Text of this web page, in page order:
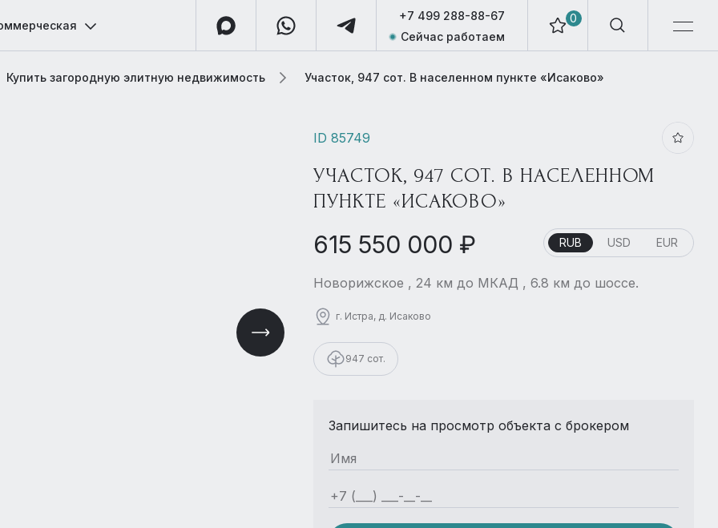
0
+7 499 288-88-67
Сейчас работаем
Купить загородную элитную недвижимость Участок, 947 сот. В населенном пункте «Исаково»
ID 85749
УЧАСТОК, 947 СОТ. В НАСЕЛЕННОМ
ПУНКТЕ «ИСАКОВО»
615 550 000 ₽ RUB USD EUR
Новорижское , 24 км до МКАД , 6.8 км до шоссе.
г. Истра, д. Исаково
947 сот.
Запишитесь на просмотр объекта с брокером